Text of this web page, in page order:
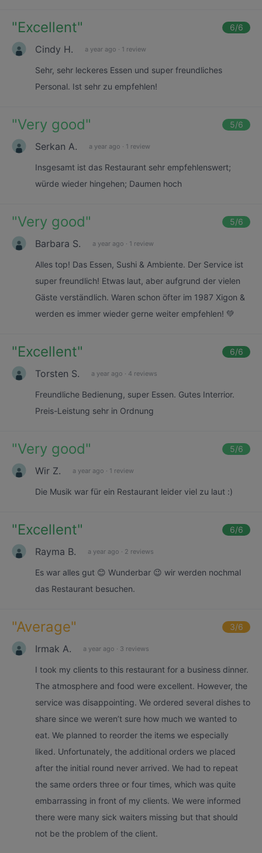
"Excellent" 6/6
Cindy H. a year ago · 1 review
Sehr, sehr leckeres Essen und super freundliches
Personal. Ist sehr zu empfehlen!
"Very good" 5/6
Serkan A. a year ago · 1 review
Insgesamt ist das Restaurant sehr empfehlenswert;
würde wieder hingehen; Daumen hoch
"Very good" 5/6
Barbara S. a year ago · 1 review
Alles top! Das Essen, Sushi & Ambiente. Der Service ist
super freundlich! Etwas laut, aber aufgrund der vielen
Gäste verständlich. Waren schon öfter im 1987 Xigon &
werden es immer wieder gerne weiter empfehlen! 💚
"Excellent" 6/6
Torsten S. a year ago · 4 reviews
Freundliche Bedienung, super Essen. Gutes Interrior.
Preis-Leistung sehr in Ordnung
"Very good" 5/6
Wir Z. a year ago · 1 review
Die Musik war für ein Restaurant leider viel zu laut :)
"Excellent" 6/6
Rayma B. a year ago · 2 reviews
Es war alles gut 😊 Wunderbar 😉 wir werden nochmal
das Restaurant besuchen.
"Average" 3/6
Irmak A. a year ago · 3 reviews
I took my clients to this restaurant for a business dinner.
The atmosphere and food were excellent. However, the
service was disappointing. We ordered several dishes to
share since we weren’t sure how much we wanted to
eat. We planned to reorder the items we especially
liked. Unfortunately, the additional orders we placed
after the initial round never arrived. We had to repeat
the same orders three or four times, which was quite
embarrassing in front of my clients. We were informed
there were many sick waiters missing but that should
not be the problem of the client.